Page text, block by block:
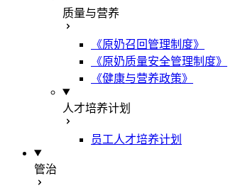
质量与营养
《原奶召回管理制度》
《原奶质量安全管理制度》
《健康与营养政策》
人才培养计划
员工人才培养计划
管治